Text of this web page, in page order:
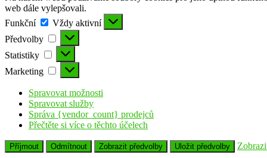
web dále vylepšovali.
Funkční
Funkční
Vždy aktivní
Předvolby
Předvolby
Statistiky Statistiky
Marketing Marketing
Spravovat možnosti
Spravovat služby
Správa {vendor_count} prodejců
Přečtěte si více o těchto účelech
Příjmout Odmítnout Zobrazit předvolby Uložit předvolby